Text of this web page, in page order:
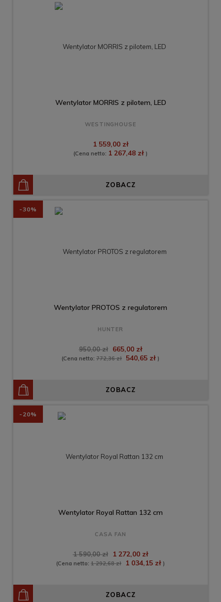
Wentylator MORRIS z pilotem, LED
WESTINGHOUSE
1 559,00 zł
(Cena netto: 1 267,48 zł )
ZOBACZ
Wentylator PROTOS z regulatorem
HUNTER
950,00 zł 665,00 zł
(Cena netto: 772,36 zł 540,65 zł )
ZOBACZ
-30%
Wentylator Royal Rattan 132 cm
CASA FAN
1 590,00 zł 1 272,00 zł
(Cena netto: 1 292,68 zł 1 034,15 zł )
ZOBACZ
-20%